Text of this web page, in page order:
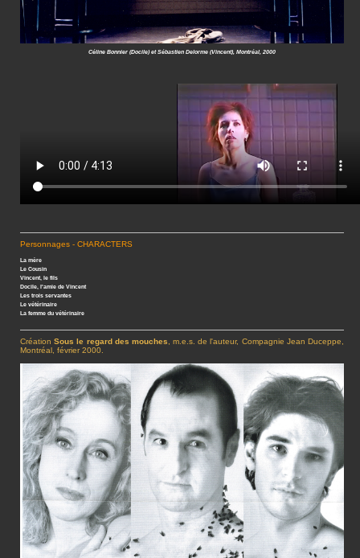
Céline Bonnier (Docile) et Sébastien Delorme (Vincent), Montréal, 2000
Personnages - CHARACTERS
La mère
Le Cousin
Vincent, le fils
Docile, l'amie de Vincent
Les trois servantes
Le vétérinaire
La femme du vétérinaire
CréationSous le regard des mouches , m.e.s. de l'auteur, Compagnie Jean Duceppe,
Montréal, février 2000.